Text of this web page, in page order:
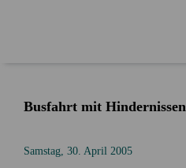
Busfahrt mit Hindernissen
Samstag, 30. April 2005